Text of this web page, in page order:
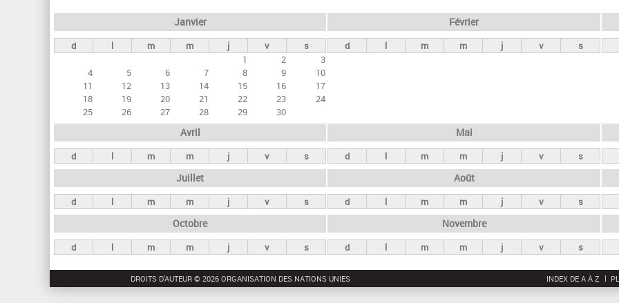
e
t
s
n
c
i
p
a
x
Janvier
d l m m j v
s
1
2
3
4
5 6 7 8 9
10
11
12 13 14 15 16
17
18
19 20 21 22 23
24
25
26 27 28 29 30
Février
d l m m j v s
Avril
d l m m j v s
Mai
d l m m j v s
Juillet
d l m m j v s
Août
d l m m j v s
Octobre
d l m m j v s
Novembre
d l m m j v s
DROITS D'AUTEUR © 2026 ORGANISATION DES NATIONS UNIES INDEX DE A À Z